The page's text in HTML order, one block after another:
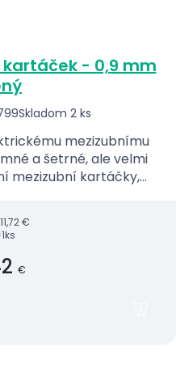
- 0,9 mm
Skladom 2 ks
mezizubnímu
a šetrné, ale velmi
mezizubní kartáčky,
11,72 €
€